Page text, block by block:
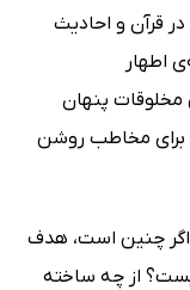
قرآن و احادیث
اطهار
مخلوقات پنهان
برای مخاطب روشن
اگر چنین است، هدف
از چه ساخته